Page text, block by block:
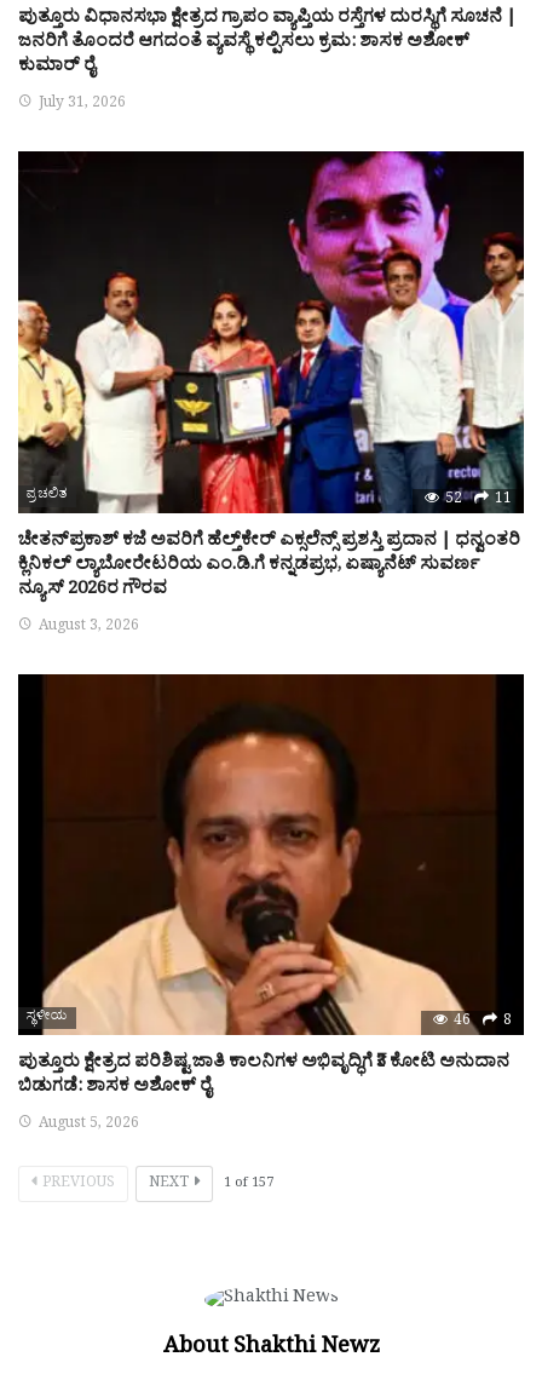
ಪುತ್ತೂರು ವಿಧಾನಸಭಾ ಕ್ಷೇತ್ರದ ಗ್ರಾಪಂ ವ್ಯಾಪ್ತಿಯ ರಸ್ತೆಗಳ ದುರಸ್ಥಿಗೆ ಸೂಚನೆ |
ಜನರಿಗೆ ತೊಂದರೆ ಆಗದಂತೆ ವ್ಯವಸ್ಥೆ ಕಲ್ಪಿಸಲು ಕ್ರಮ: ಶಾಸಕ ಅಶೋಕ್
ಕುಮಾರ್ ರೈ
July 31, 2026
ಪ್ರಚಲಿತ 52 11
ಚೇತನ್‌ಪ್ರಕಾಶ್ ಕಜೆ ಅವರಿಗೆ ಹೆಲ್ತ್‌ಕೇರ್ ಎಕ್ಸಲೆನ್ಸ್ ಪ್ರಶಸ್ತಿ ಪ್ರದಾನ | ಧನ್ವಂತರಿ
ಕ್ಲಿನಿಕಲ್ ಲ್ಯಾಬೋರೇಟರಿಯ ಎಂ.ಡಿ.ಗೆ ಕನ್ನಡಪ್ರಭ, ಏಷ್ಯಾನೆಟ್ ಸುವರ್ಣ
ನ್ಯೂಸ್ 2026ರ ಗೌರವ
August 3, 2026
ಸ್ಥಳೀಯ 46 8
ಪುತ್ತೂರು ಕ್ಷೇತ್ರದ ಪರಿಶಿಷ್ಟ ಜಾತಿ ಕಾಲನಿಗಳ ಅಭಿವೃದ್ಧಿಗೆ ₹3 ಕೋಟಿ ಅನುದಾನ
ಬಿಡುಗಡೆ: ಶಾಸಕ ಅಶೋಕ್ ರೈ
August 5, 2026
PREVIOUS NEXT 1 of 157
About Shakthi Newz